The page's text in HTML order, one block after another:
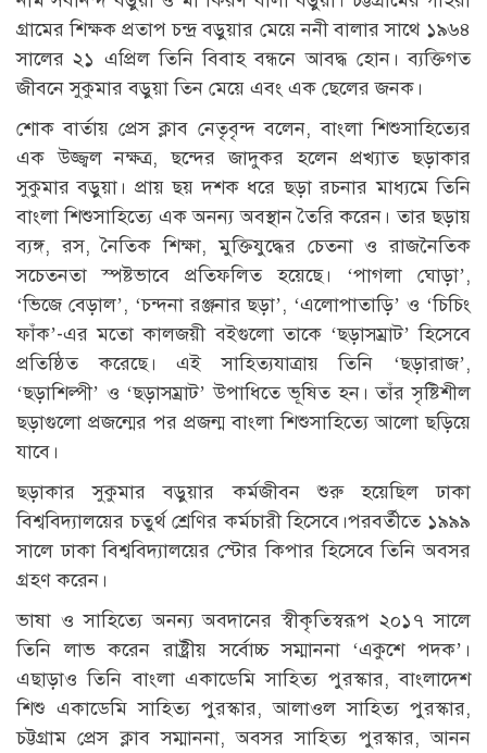
গ্রামের শিক্ষক প্রতাপ চন্দ্র বড়ুয়ার মেয়ে ননী বালার সাথে ১৯৬৪
সালের ২১ এপ্রিল তিনি বিবাহ বন্ধনে আবদ্ধ হোন। ব্যক্তিগত
জীবনে সুকুমার বড়ুয়া তিন মেয়ে এবং এক ছেলের জনক।
শোক বার্তায় প্রেস ক্লাব নেতৃবৃন্দ বলেন, বাংলা শিশুসাহিত্যের
এক উজ্জ্বল নক্ষত্র, ছন্দের জাদুকর হলেন প্রখ্যাত ছড়াকার
সুকুমার বড়ুয়া। প্রায় ছয় দশক ধরে ছড়া রচনার মাধ্যমে তিনি
বাংলা শিশুসাহিত্যে এক অনন্য অবস্থান তৈরি করেন। তার ছড়ায়
ব্যঙ্গ, রস, নৈতিক শিক্ষা, মুক্তিযুদ্ধের চেতনা ও রাজনৈতিক
সচেতনতা স্পষ্টভাবে প্রতিফলিত হয়েছে। ‘পাগলা ঘোড়া’,
‘ভিজে বেড়াল’, ‘চন্দনা রঞ্জনার ছড়া’, ‘এলোপাতাড়ি’ ও ‘চিচিং
ফাঁক’-এর মতো কালজয়ী বইগুলো তাকে ‘ছড়াসম্রাট’ হিসেবে
প্রতিষ্ঠিত করেছে। এই সাহিত্যযাত্রায় তিনি ‘ছড়ারাজ’,
‘ছড়াশিল্পী’ ও ‘ছড়াসম্রাট’ উপাধিতে ভূষিত হন। তাঁর সৃষ্টিশীল
ছড়াগুলো প্রজন্মের পর প্রজন্ম বাংলা শিশুসাহিত্যে আলো ছড়িয়ে
যাবে।
ছড়াকার সুকুমার বড়ুয়ার কর্মজীবন শুরু হয়েছিল ঢাকা
বিশ্ববিদ্যালয়ের চতুর্থ শ্রেণির কর্মচারী হিসেবে।পরবর্তীতে ১৯৯৯
সালে ঢাকা বিশ্ববিদ্যালয়ের স্টোর কিপার হিসেবে তিনি অবসর
গ্রহণ করেন।
ভাষা ও সাহিত্যে অনন্য অবদানের স্বীকৃতিস্বরূপ ২০১৭ সালে
তিনি লাভ করেন রাষ্ট্রীয় সর্বোচ্চ সম্মাননা ‘একুশে পদক’।
এছাড়াও তিনি বাংলা একাডেমি সাহিত্য পুরস্কার, বাংলাদেশ
শিশু একাডেমি সাহিত্য পুরস্কার, আলাওল সাহিত্য পুরস্কার,
চট্টগ্রাম প্রেস ক্লাব সম্মাননা, অবসর সাহিত্য পুরস্কার, আনন